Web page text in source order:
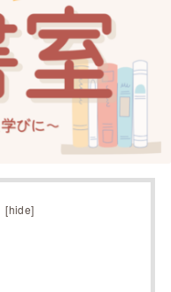
[hide]